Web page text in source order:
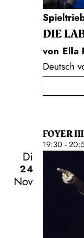
DIE
von Ella
Deutsch
FOYER III
19:30 -
Di
24
Nov